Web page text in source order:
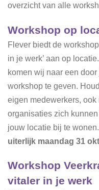
overzicht van alle
Workshop op
Flever biedt de
in je werk’ aan op
komen wij naar een
workshop te geven.
eigen medewerkers,
organisaties zich
jouw locatie bij te wonen.
uiterlijk maandag 31
Workshop
vitaler in je werk